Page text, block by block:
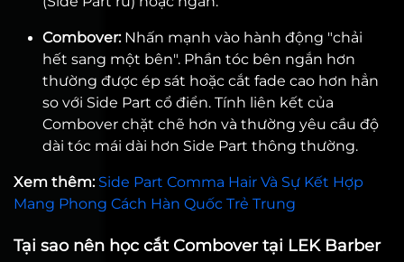
Combover:Nhấn mạnh vào hành động "chải
hết sang một bên". Phần tóc bên ngắn hơn
thường được ép sát hoặc cắt fade cao hơn hẳn
so với Side Part cổ điển. Tính liên kết của
Combover chặt chẽ hơn và thường yêu cầu độ
dài tóc mái dài hơn Side Part thông thường.
Xem thêm: Side Part Comma Hair Và Sự Kết Hợp
Mang Phong Cách Hàn Quốc Trẻ Trung
Tại sao nên học cắt Combover tại LEK Barber